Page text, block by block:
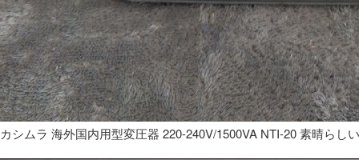
カシムラ 海外国内用型変圧器 220-240V/1500VA NTI-20 素晴らし